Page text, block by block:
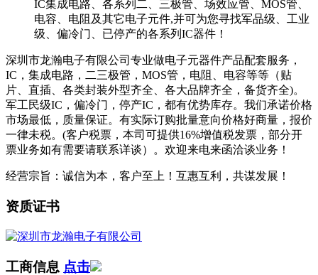
IC集成电路、各系列二、三极管、场效应管、MOS管、
电容、电阻及其它电子元件,并可为您寻找军品级、工业
级、偏冷门、已停产的各系列IC器件！
深圳市龙瀚电子有限公司专业做电子元器件产品配套服务，
IC，集成电路，二三极管，MOS管，电阻、电容等等（贴
片、直插、各类封装外型齐全、各大品牌齐全，备货齐全)。
军工民级IC，偏冷门，停产IC，都有优势库存。我们承诺价格
市场最低，质量保证。有实际订购批量意向价格好商量，报价
一律未税。(客户税票，本司可提供16%增值税发票，部分开
票业务如有需要请联系详谈）。欢迎来电来函洽谈业务！
经营宗旨：诚信为本，客户至上！互惠互利，共谋发展！
资质证书
工商信息 点击